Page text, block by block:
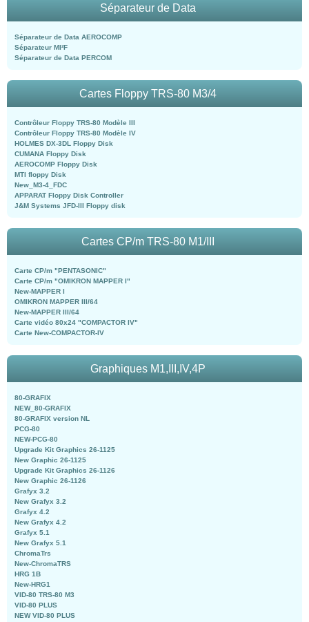
Séparateur de Data
Séparateur de Data AEROCOMP
Séparateur MI²F
Séparateur de Data PERCOM
Cartes Floppy TRS-80 M3/4
Contrôleur Floppy TRS-80 Modèle III
Contrôleur Floppy TRS-80 Modèle IV
HOLMES DX-3DL Floppy Disk
CUMANA Floppy Disk
AEROCOMP Floppy Disk
MTI floppy Disk
New_M3-4_FDC
APPARAT Floppy Disk Controller
J&M Systems JFD-III Floppy disk
Cartes CP/m TRS-80 M1/III
Carte CP/m "PENTASONIC"
Carte CP/m "OMIKRON MAPPER I"
New-MAPPER I
OMIKRON MAPPER III/64
New-MAPPER III/64
Carte vidéo 80x24 "COMPACTOR IV"
Carte New-COMPACTOR-IV
Graphiques M1,III,IV,4P
80-GRAFIX
NEW_80-GRAFIX
80-GRAFIX version NL
PCG-80
NEW-PCG-80
Upgrade Kit Graphics 26-1125
New Graphic 26-1125
Upgrade Kit Graphics 26-1126
New Graphic 26-1126
Grafyx 3.2
New Grafyx 3.2
Grafyx 4.2
New Grafyx 4.2
Grafyx 5.1
New Grafyx 5.1
ChromaTrs
New-ChromaTRS
HRG 1B
New-HRG1
VID-80 TRS-80 M3
VID-80 PLUS
NEW VID-80 PLUS